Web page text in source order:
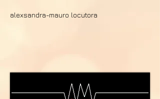
alexsandra-mauro locutora